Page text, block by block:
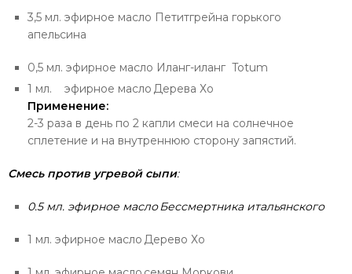
3,5 мл. эфирное масло Петитгрейна горького
апельсина
0,5 мл. эфирное масло Иланг-иланг Totum
1 мл. эфирное масло Дерева Хо
Применение:
2-3 раза в день по 2 капли смеси на солнечное
сплетение и на внутреннюю сторону запястий.
Смесь против угревой сыпи:
0.5 мл. эфирное маслоБессмертника итальянского
1 мл. эфирное масло Дерево Хо